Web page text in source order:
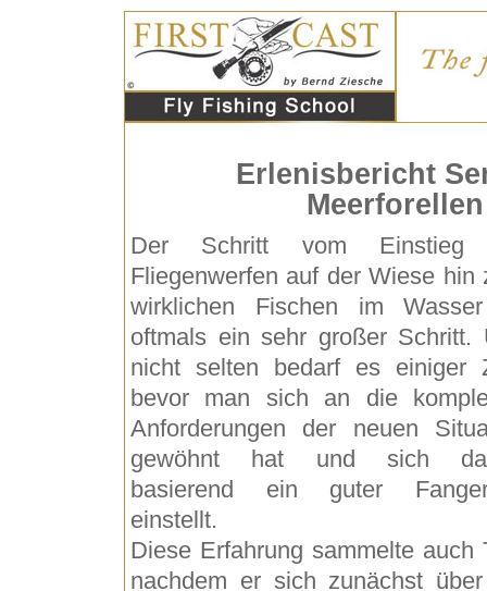
Erlenisbericht
Der Schritt vom Einstieg
Fliegenwerfen auf der Wiese hin
wirklichen Fischen im
oftmals ein sehr großer Schritt.
nicht selten bedarf es einiger
bevor man sich an die
Anforderungen der neuen
gewöhnt hat und sich
basierend ein guter
einstellt.
Diese Erfahrung sammelte auch
nachdem er sich zunächst